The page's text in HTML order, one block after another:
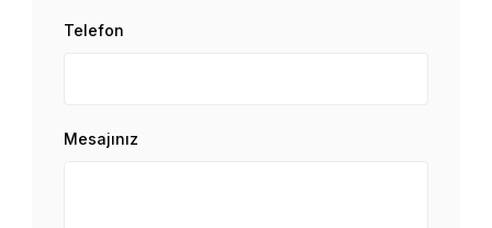
Telefon
Mesajınız